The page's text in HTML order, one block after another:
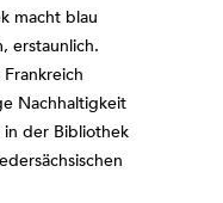
macht blau
erstaunlich.
Frankreich
Nachhaltigkeit
der Bibliothek